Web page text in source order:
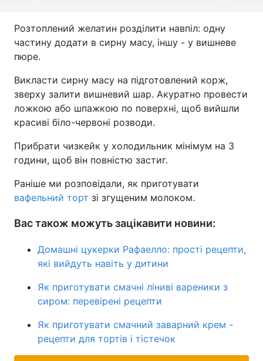
Розтоплений желатин розділити навпіл: одну
частину додати в сирну масу, іншу - у вишневе
пюре.
Викласти сирну масу на підготовлений корж,
зверху залити вишневий шар. Акуратно провести
ложкою або шпажкою по поверхні, щоб вийшли
красиві біло-червоні розводи.
Прибрати чизкейк у холодильник мінімум на 3
години, щоб він повністю застиг.
Раніше ми розповідали, як приготувати
вафельний торт зі згущеним молоком.
Вас також можуть зацікавити новини:
Домашні цукерки Рафаелло: прості рецепти,
які вийдуть навіть у дитини
Як приготувати смачні ліниві вареники з
сиром: перевірені рецепти
Як приготувати смачний заварний крем -
рецепти для тортів і тістечок